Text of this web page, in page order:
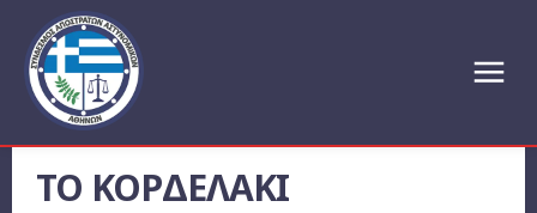
ΤΟ ΚΟΡΔΕΛΑΚΙ